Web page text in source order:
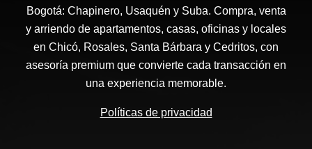
Bogotá: Chapinero, Usaquén y Suba. Compra, venta
y arriendo de apartamentos, casas, oficinas y locales
en Chicó, Rosales, Santa Bárbara y Cedritos, con
asesoría premium que convierte cada transacción en
una experiencia memorable.
Políticas de privacidad